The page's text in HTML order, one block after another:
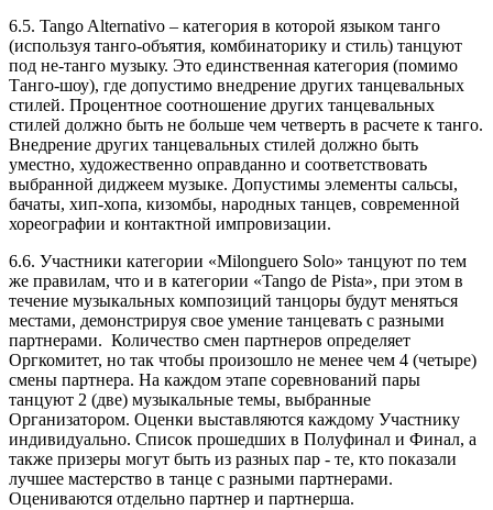
6.5. Tango Alternativo – категория в которой языком танго
(используя танго-объятия, комбинаторику и стиль) танцуют
под не-танго музыку. Это единственная категория (помимо
Танго-шоу), где допустимо внедрение других танцевальных
стилей. Процентное соотношение других танцевальных
стилей должно быть не больше чем четверть в расчете к танго.
Внедрение других танцевальных стилей должно быть
уместно, художественно оправданно и соответствовать
выбранной диджеем музыке. Допустимы элементы сальсы,
бачаты, хип-хопа, кизомбы, народных танцев, современной
хореографии и контактной импровизации.
6.6. Участники категории «Milonguero Solo» танцуют по тем
же правилам, что и в категории «Tango de Pista», при этом в
течение музыкальных композиций танцоры будут меняться
местами, демонстрируя свое умение танцевать с разными
партнерами. Количество смен партнеров определяет
Оргкомитет, но так чтобы произошло не менее чем 4 (четыре)
смены партнера. На каждом этапе соревнований пары
танцуют 2 (две) музыкальные темы, выбранные
Организатором. Оценки выставляются каждому Участнику
индивидуально. Список прошедших в Полуфинал и Финал, а
также призеры могут быть из разных пар - те, кто показали
лучшее мастерство в танце с разными партнерами.
Оцениваются отдельно партнер и партнерша.